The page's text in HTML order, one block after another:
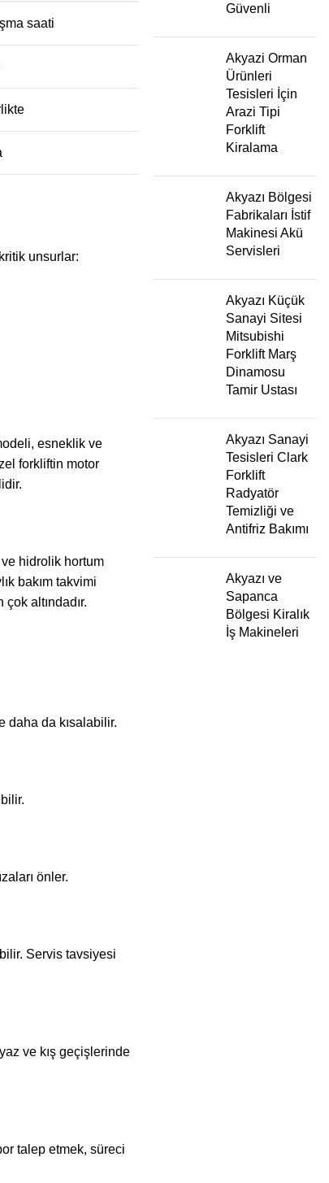
saati
unsurlar:
esneklik ve
forkliftin motor
hidrolik hortum
bakım takvimi
altındadır.
daha da kısalabilir.
önler.
Servis tavsiyesi
ve kış geçişlerinde
talep etmek, süreci
Güvenli
Akyazi Orman
Ürünleri
Tesisleri İçin
Arazi Tipi
Forklift
Kiralama
Akyazı Bölgesi
Fabrikaları İstif
Makinesi Akü
Servisleri
Akyazı Küçük
Sanayi Sitesi
Mitsubishi
Forklift Marş
Dinamosu
Tamir Ustası
Akyazı Sanayi
Tesisleri Clark
Forklift
Radyatör
Temizliği ve
Antifriz Bakımı
Akyazı ve
Sapanca
Bölgesi Kiralık
İş Makineleri